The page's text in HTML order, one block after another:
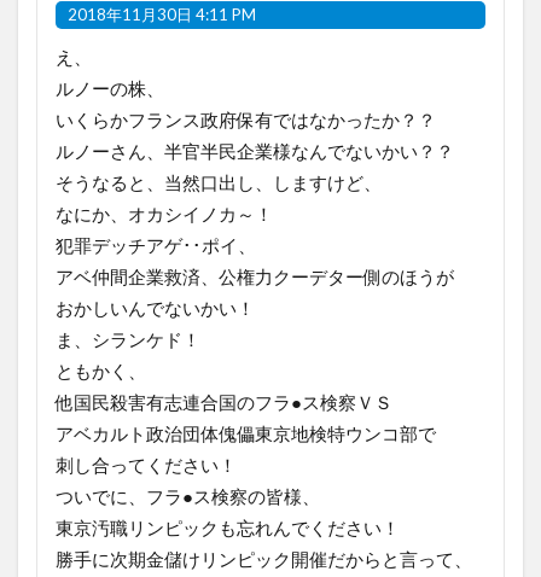
2018年11月30日 4:11 PM
え、
ルノーの株、
いくらかフランス政府保有ではなかったか？？
ルノーさん、半官半民企業様なんでないかい？？
そうなると、当然口出し、しますけど、
なにか、オカシイノカ～！
犯罪デッチアゲ･･ポイ、
アベ仲間企業救済、公権力クーデター側のほうが
おかしいんでないかい！
ま、シランケド！
ともかく、
他国民殺害有志連合国のフラ●ス検察ＶＳ
アベカルト政治団体傀儡東京地検特ウンコ部で
刺し合ってください！
ついでに、フラ●ス検察の皆様、
東京汚職リンピックも忘れんでください！
勝手に次期金儲けリンピック開催だからと言って、